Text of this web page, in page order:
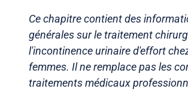
Ce chapitre contient des
générales sur le traitement
l'incontinence urinaire d'effort
femmes. Il ne remplace pas les
traitements médicaux